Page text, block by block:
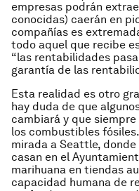
empresas podrán
conocidas) caerán en
compañías es
todo aquel que recibe
“las rentabilidades
garantía de las
Esta realidad es otro
hay duda de que
cambiará y que
los combustibles
mirada a Seattle,
casan en el
marihuana en tiendas
capacidad humana de